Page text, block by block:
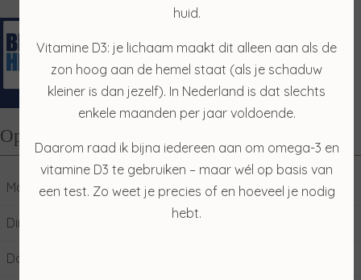
Openingstijden
Maandag 10:00 17:00
Dinsdag
Donderdag
huid.
Vitamine D3: je lichaam maakt dit alleen aan als de
zon hoog aan de hemel staat (als je schaduw
kleiner is dan jezelf). In Nederland is dat slechts
enkele maanden per jaar voldoende.
Daarom raad ik bijna iedereen aan om omega-3 en
vitamine D3 te gebruiken – maar wél op basis van
een test. Zo weet je precies of en hoeveel je nodig
hebt.